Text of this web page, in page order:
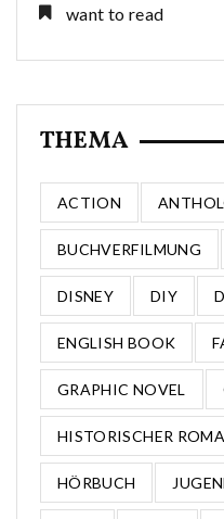
want to read
THEMA
ACTION
BUCHVERFILMUNG
DISNEY DIY
ENGLISH BOOK
GRAPHIC NOVEL
HISTORISCHER
HÖRBUCH